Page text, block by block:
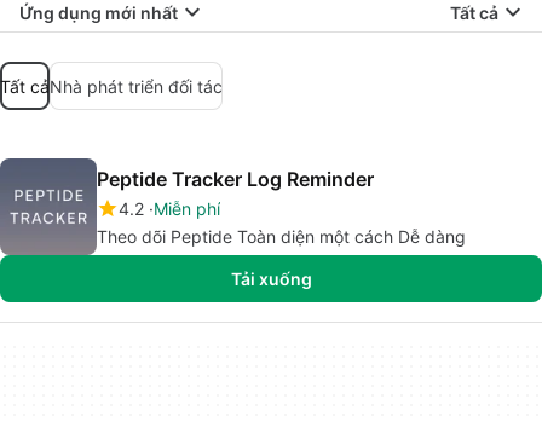
Ứng dụng mới nhất Tất cả
Tất cảNhà phát triển đối tác
Peptide Tracker Log Reminder
4.2 Miễn phí
Theo dõi Peptide Toàn diện một cách Dễ dàng
Tải xuống